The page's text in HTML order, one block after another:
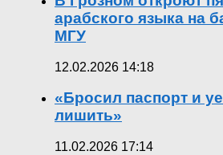
арабского языка на
МГУ
12.02.2026 14:18
«Бросил паспорт и
лишить»
11.02.2026 17:14